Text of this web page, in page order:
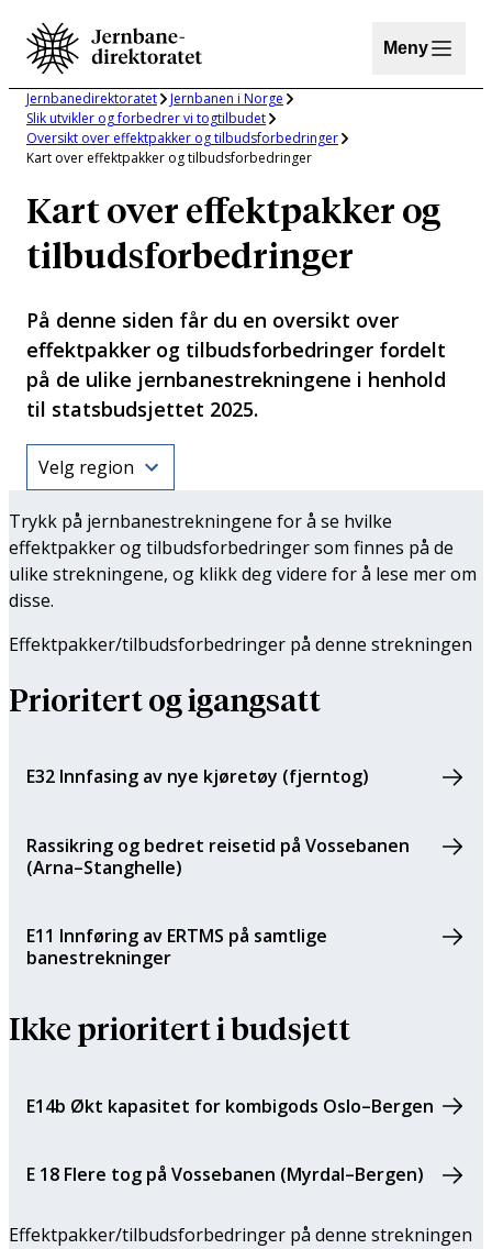
Hopp
innhold
Meny
Jernbanedirektoratet
Jernbanen i Norge
Slik utvikler og forbedrer vi togtilbudet
Oversikt over effektpakker og tilbudsforbedringer
Kart over effektpakker og tilbudsforbedringer
Kart over effektpakker og
tilbudsforbedringer
På denne siden får du en oversikt over
effektpakker og tilbudsforbedringer fordelt
på de ulike jernbanestrekningene i henhold
til statsbudsjettet 2025.
Trykk på jernbanestrekningene for å se hvilke
effektpakker og tilbudsforbedringer som finnes på de
ulike strekningene, og klikk deg videre for å lese mer om
disse.
Effektpakker/tilbuds­forbedringer på denne strekningen
Prioritert og igangsatt
E32 Innfasing av nye kjøretøy (fjerntog)
Rassikring og bedret reisetid på Vossebanen
(Arna–Stanghelle)
E11 Innføring av ERTMS på samtlige
banestrekninger
Ikke prioritert i budsjett
E14b Økt kapasitet for kombigods Oslo–Bergen
E 18 Flere tog på Vossebanen (Myrdal–Bergen)
Effektpakker/tilbuds­forbedringer på denne strekningen